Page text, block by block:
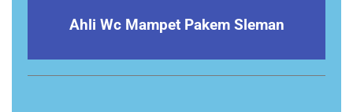
Ahli Wc Mampet Pakem Sleman